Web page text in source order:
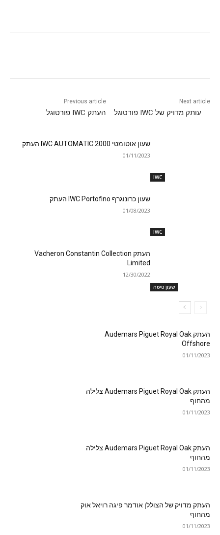
Previous article
העתק IWC פורטוגל
Next article
עותק מדויק של IWC פורטוגל
IWC
שעון אוטומטי IWC AUTOMATIC 2000 העתק
01/11/2023
IWC
שעון כרונוגרף IWC Portofino העתק
01/08/2023
שעון טיסה
העתק Vacheron Constantin Collection
Limited
12/30/2022
העתק Audemars Piguet Royal Oak
Offshore
01/11/2023
העתק Audemars Piguet Royal Oak צלילה
מהחוף
01/11/2023
העתק Audemars Piguet Royal Oak צלילה
מהחוף
01/11/2023
העתק מדויק של הצוללן אודמר פיגה רויאל אוק
מהחוף
01/11/2023